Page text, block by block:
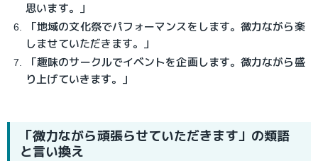
思います。」
「地域の文化祭でパフォーマンスをします。微力ながら楽
しませていただきます。」
「趣味のサークルでイベントを企画します。微力ながら盛
り上げていきます。」
「微力ながら頑張らせていただきます」の類語
と言い換え